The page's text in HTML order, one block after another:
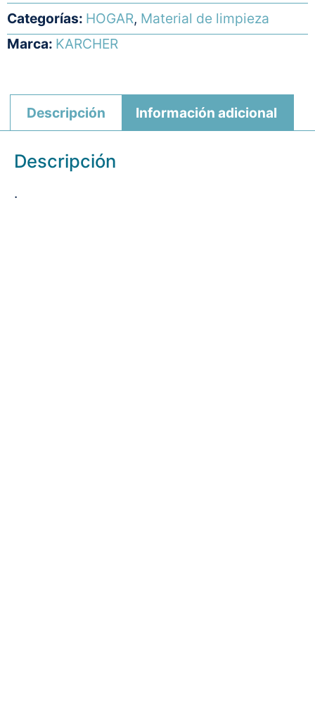
Categorías: HOGAR, Material de limpieza
Marca: KARCHER
Descripción Información adicional
Descripción
.